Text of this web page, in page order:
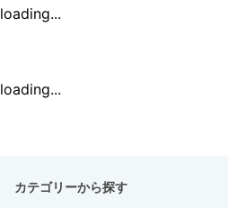
loading...
loading...
カテゴリーから探す